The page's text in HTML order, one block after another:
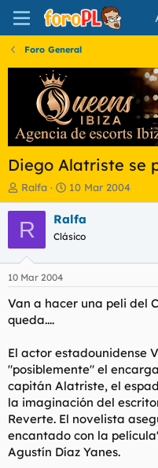
Foro General
Diego Alatriste se
I
n
i
c
a
d
o
r
e
t
e
m
a
Ralfa
F
e
c
a
i
n
o
10 Mar 2004
R Ralfa
Clásico
10 Mar 2004
Van a hacer una peli del
queda....
El actor estadounidense
"posiblemente" el
capitán Alatriste, el
la imaginación del
Reverte. El novelista
encantado con la
Agustín Díaz Yanes.